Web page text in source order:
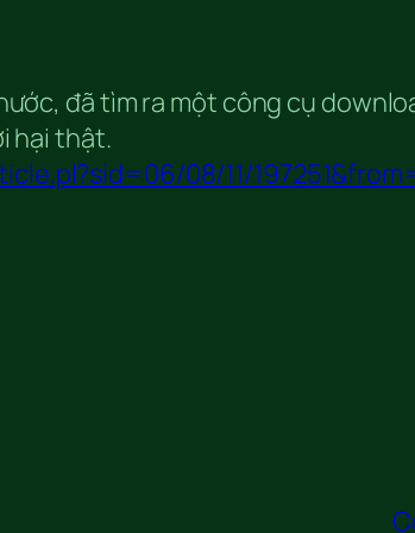
đã tìm ra một công cụ
hại thật.
08/11/